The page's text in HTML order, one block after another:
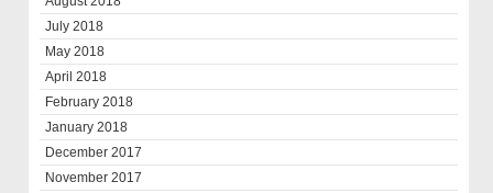
July 2018
May 2018
April 2018
February 2018
January 2018
December 2017
November 2017